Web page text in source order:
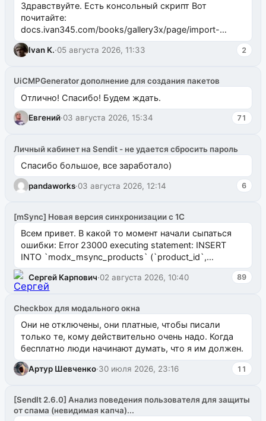
Здравствуйте. Есть консольный скрипт Вот
почитайте:
docs.ivan345.com/books/gallery3x/page/import-
ms2galleryphp
Ivan K.·05 августа 2026, 11:33 2
UiCMPGenerator дополнение для создания пакетов
Отлично! Спасибо! Будем ждать.
Евгений·03 августа 2026, 15:34 71
Личный кабинет на Sendit - не удается сбросить пароль
Спасибо большое, все заработало)
pandaworks·03 августа 2026, 12:14 6
[mSync] Новая версия синхронизации с 1С
Всем привет. В какой то момент начали сыпаться
ошибки: Error 23000 executing statement: INSERT
INTO `modx_msync_products` (`product_id`,
`uuid_1c`) VALUES ...
Сергей Карпович·02 августа 2026, 10:40 89
Checkbox для модального окна
Они не отключены, они платные, чтобы писали
только те, кому действительно очень надо. Когда
бесплатно люди начинают думать, что я им должен.
Артур Шевченко·30 июля 2026, 23:16 11
[SendIt 2.6.0] Анализ поведения пользователя для защиты
от спама (невидимая капча)...